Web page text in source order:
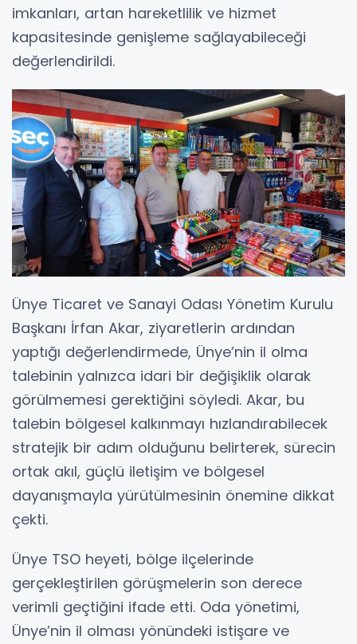
imkanları, artan hareketlilik ve hizmet
kapasitesinde genişleme sağlayabileceği
değerlendirildi.
Ünye Ticaret ve Sanayi Odası Yönetim Kurulu
Başkanı İrfan Akar, ziyaretlerin ardından
yaptığı değerlendirmede, Ünye’nin il olma
talebinin yalnızca idari bir değişiklik olarak
görülmemesi gerektiğini söyledi. Akar, bu
talebin bölgesel kalkınmayı hızlandırabilecek
stratejik bir adım olduğunu belirterek, sürecin
ortak akıl, güçlü iletişim ve bölgesel
dayanışmayla yürütülmesinin önemine dikkat
çekti.
Ünye TSO heyeti, bölge ilçelerinde
gerçekleştirilen görüşmelerin son derece
verimli geçtiğini ifade etti. Oda yönetimi,
Ünye’nin il olması yönündeki istişare ve